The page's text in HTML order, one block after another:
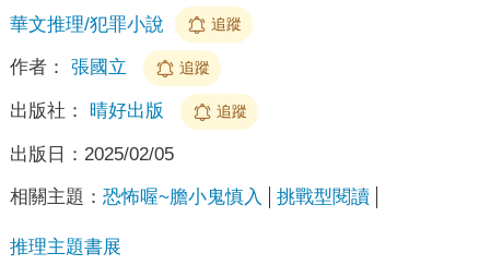
華文推理/犯罪小說
追蹤
作者： 張國立 追蹤
出版社： 晴好出版 追蹤
出版日： 2025/02/05
相關主題： 恐怖喔~膽小鬼慎入 挑戰型閱讀
推理主題書展